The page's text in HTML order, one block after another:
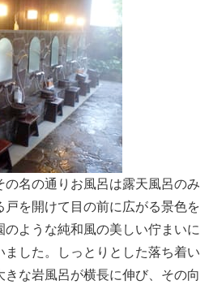
の名の通りお風呂は露天風呂のみ
戸を開けて目の前に広がる景色を
のような純和風の美しい佇まいに
ました。しっとりとした落ち着い
な岩風呂が横長に伸び、その向